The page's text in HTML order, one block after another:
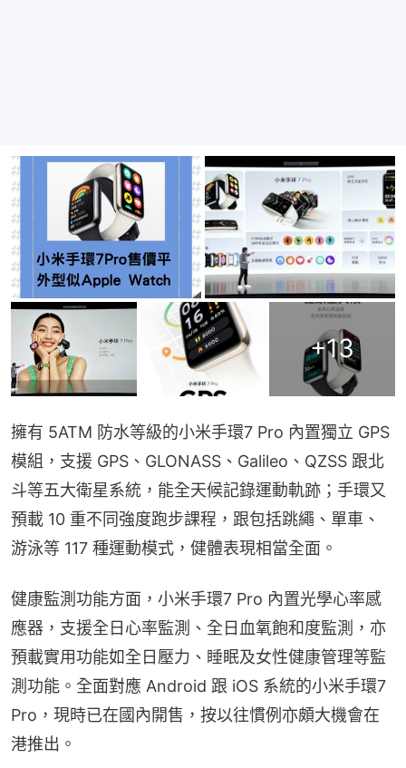
+13
擁有 5ATM 防水等級的小米手環7 Pro 內置獨立 GPS
模組，支援 GPS、GLONASS、Galileo、QZSS 跟北
斗等五大衛星系統，能全天候記錄運動軌跡；手環又
預載 10 重不同強度跑步課程，跟包括跳繩、單車、
游泳等 117 種運動模式，健體表現相當全面。
健康監測功能方面，小米手環7 Pro 內置光學心率感
應器，支援全日心率監測、全日血氧飽和度監測，亦
預載實用功能如全日壓力、睡眠及女性健康管理等監
測功能。全面對應 Android 跟 iOS 系統的小米手環7
Pro，現時已在國內開售，按以往慣例亦頗大機會在
港推出。